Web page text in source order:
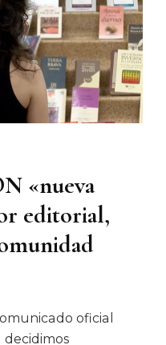
«nueva
editorial,
oficial